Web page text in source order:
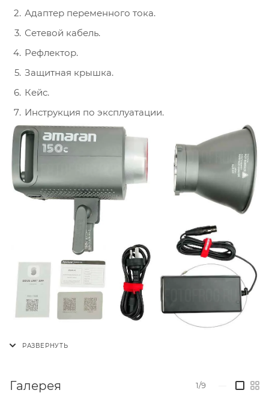
Адаптер переменного тока.
Сетевой кабель.
Рефлектор.
Защитная крышка.
Кейс.
Инструкция по эксплуатации.
Галерея 1/9